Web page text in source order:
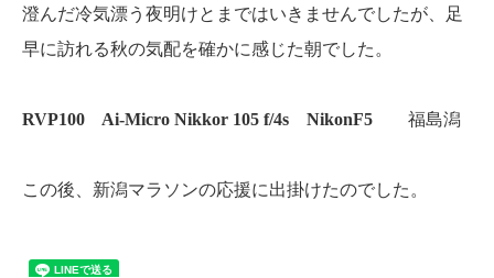
澄んだ冷気漂う夜明けとまではいきませんでしたが、足
早に訪れる秋の気配を確かに感じた朝でした。
RVP100 Ai-Micro Nikkor 105 f/4s NikonF5 福島潟
この後、新潟マラソンの応援に出掛けたのでした。